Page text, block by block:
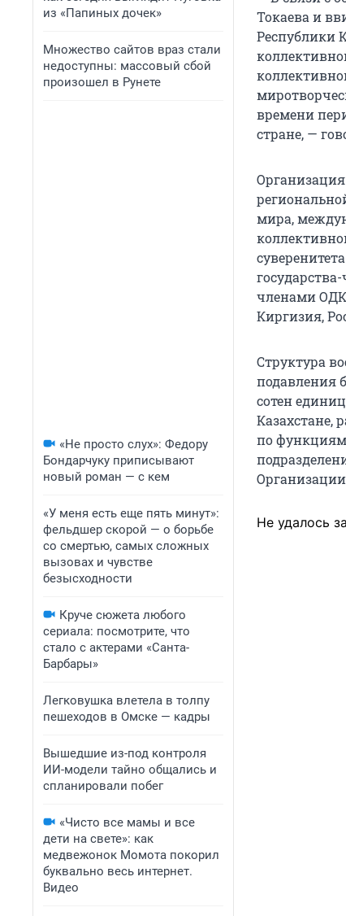
из «Папиных дочек»
Множество сайтов враз стали
недоступны: массовый сбой
произошел в Рунете
«Не просто слух»: Федору
Бондарчуку приписывают
новый роман — с кем
«У меня есть еще пять минут»:
фельдшер скорой — о борьбе
со смертью, самых сложных
вызовах и чувстве
безысходности
Круче сюжета любого
сериала: посмотрите, что
стало с актерами «Санта-
Барбары»
Легковушка влетела в толпу
пешеходов в Омске — кадры
Вышедшие из-под контроля
ИИ-модели тайно общались и
спланировали побег
«Чисто все мамы и все
дети на свете»: как
медвежонок Момота покорил
буквально весь интернет.
Видео
Токаева и
Республики
времени
стране, —
мира,
членами
Киргизия,
Структура
подавления
сотен
Казахстане,
по
Не удалось